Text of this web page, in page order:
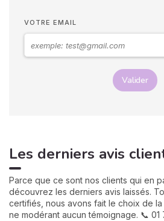
VOTRE EMAIL
Valider
Les derniers avis
Parce que ce sont nos clients qui en
découvrez les derniers avis laissés.
certifiés, nous avons fait le choix de
ne modérant aucun témoignage. 📞 01